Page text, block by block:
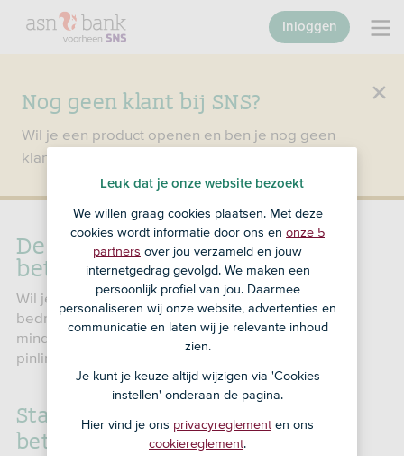
Nog geen klant bij SNS?
Wil je een product openen en ben je nog geen
klant bij SNS?
Inloggen
De pinlimiet van je zakelijke
betaalpas wijzigen
Wil je tijdelijk meer geld opnemen of een groot
bedrag in een winkel kunnen pinnen? Of wil je juist
minder geld opnemen of pinnen? Wijzig dan de
pinlimiet van je zakelijke betaalpas.
Standaard limiet van je zakelijke
betaalpas
Leuk dat je onze website bezoekt
We willen graag cookies plaatsen. Met deze
cookies wordt informatie door ons en onze 5
partners over jou verzameld en jouw
internetgedrag gevolgd. We maken een
persoonlijk profiel van jou. Daarmee
personaliseren wij onze website, advertenties en
communicatie en laten wij je relevante inhoud
zien.
Je kunt je keuze altijd wijzigen via 'Cookies
instellen' onderaan de pagina.
Hier vind je ons privacyreglement en ons
cookiereglement.